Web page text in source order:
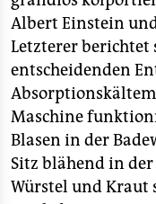
Albert Einstein
Letzterer berichtet
entscheidenden
Maschine
Blasen in der
Sitz blähend in
Würstel und Kraut